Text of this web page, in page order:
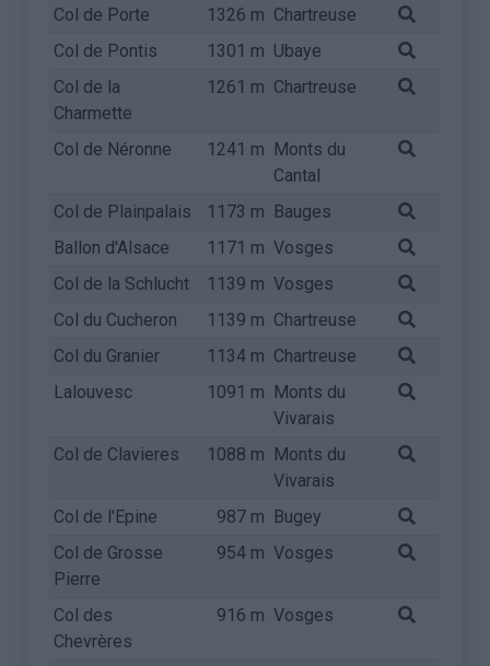
Col de Porte
1326 m Chartreuse
Col de Pontis
1301 m Ubaye
Col de la
Charmette
1261 m Chartreuse
Col de Néronne 1241 m Monts du
Cantal
Col de Plainpalais
1173 m Bauges
Ballon d'Alsace
1171 m Vosges
Col de la Schlucht
1139 m Vosges
Col du Cucheron
1139 m Chartreuse
Col du Granier
1134 m Chartreuse
Lalouvesc
1091 m Monts du
Vivarais
Col de Clavieres
1088 m Monts du
Vivarais
Col de l'Epine
987 m Bugey
Col de Grosse
Pierre
954 m Vosges
Col des
Chevrères
916 m Vosges